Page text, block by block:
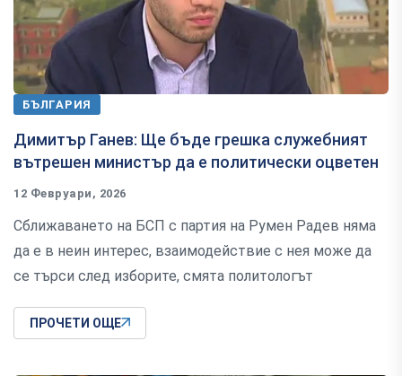
БЪЛГАРИЯ
Димитър Ганев: Ще бъде грешка служебният
вътрешен министър да е политически оцветен
12 Февруари, 2026
Сближаването на БСП с партия на Румен Радев няма
да е в неин интерес, взаимодействие с нея може да
се търси след изборите, смята политологът
ПРОЧЕТИ ОЩЕ